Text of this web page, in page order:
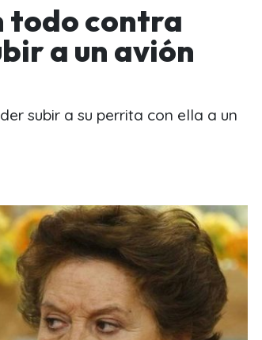
todo contra
a un avión
subir a su perrita con ella a un